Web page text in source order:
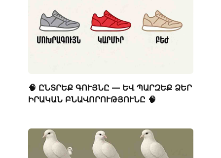
🧠 ԸՆՏՐԵՔ ԳՈՒՅՆԸ — ԵՎ ՊԱՐԶԵՔ ՁԵՐ
ԻՐԱԿԱՆ ԲՆԱՎՈՐՈՒԹՅՈՒՆԸ 🧠